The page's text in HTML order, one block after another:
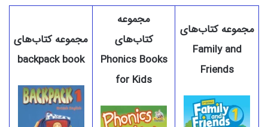
مجموعه کتاب‌های
Family and
Friends
مجموعه
کتاب‌‌های
Phonics Books
for Kids
مجموعه کتاب‌های
backpack book